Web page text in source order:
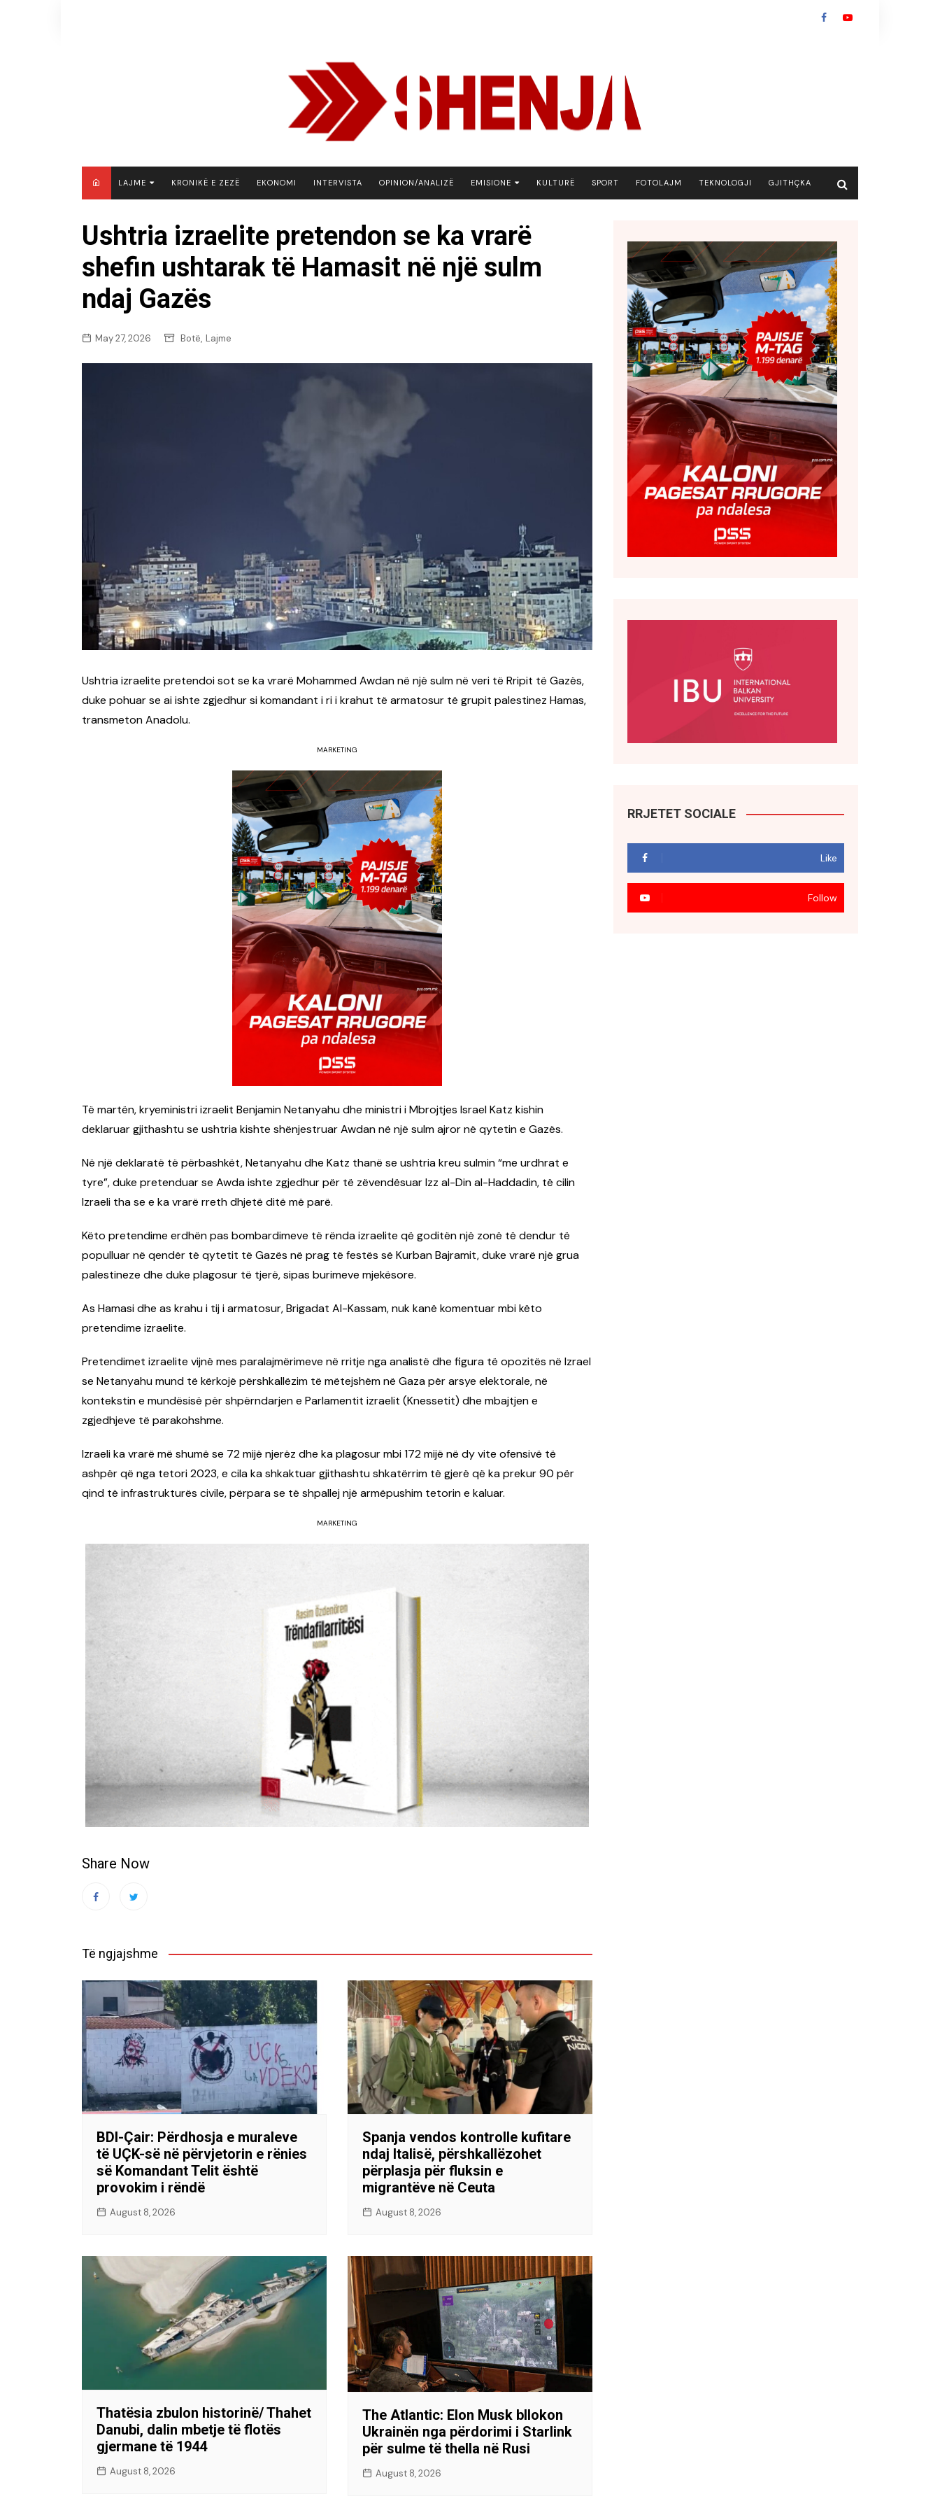
LAJME
KOSOVË
SHQIPËRI
BOTË
KRONIKË E ZEZË EKONOMI INTERVISTA OPINION/ANALIZË EMISIONE
BOTA NE FOKUS
EKONOMIKS
RETRO JAVORE
KULTURË SPORT FOTOLAJM TEKNOLOGJI GJITHÇKA
Ushtria izraelite pretendon se ka vrarë
shefin ushtarak të Hamasit në një sulm
ndaj Gazës
May 27, 2026 Botë, Lajme
Ushtria izraelite pretendoi sot se ka vrarë Mohammed Awdan në një sulm në veri të Rripit të Gazës,
duke pohuar se ai ishte zgjedhur si komandant i ri i krahut të armatosur të grupit palestinez Hamas,
transmeton Anadolu.
MARKETING
Të martën, kryeministri izraelit Benjamin Netanyahu dhe ministri i Mbrojtjes Israel Katz kishin
deklaruar gjithashtu se ushtria kishte shënjestruar Awdan në një sulm ajror në qytetin e Gazës.
Në një deklaratë të përbashkët, Netanyahu dhe Katz thanë se ushtria kreu sulmin “me urdhrat e
tyre”, duke pretenduar se Awda ishte zgjedhur për të zëvendësuar Izz al-Din al-Haddadin, të cilin
Izraeli tha se e ka vrarë rreth dhjetë ditë më parë.
Këto pretendime erdhën pas bombardimeve të rënda izraelite që goditën një zonë të dendur të
populluar në qendër të qytetit të Gazës në prag të festës së Kurban Bajramit, duke vrarë një grua
palestineze dhe duke plagosur të tjerë, sipas burimeve mjekësore.
As Hamasi dhe as krahu i tij i armatosur, Brigadat Al-Kassam, nuk kanë komentuar mbi këto
pretendime izraelite.
Pretendimet izraelite vijnë mes paralajmërimeve në rritje nga analistë dhe figura të opozitës në Izrael
se Netanyahu mund të kërkojë përshkallëzim të mëtejshëm në Gaza për arsye elektorale, në
kontekstin e mundësisë për shpërndarjen e Parlamentit izraelit (Knessetit) dhe mbajtjen e
zgjedhjeve të parakohshme.
Izraeli ka vrarë më shumë se 72 mijë njerëz dhe ka plagosur mbi 172 mijë në dy vite ofensivë të
ashpër që nga tetori 2023, e cila ka shkaktuar gjithashtu shkatërrim të gjerë që ka prekur 90 për
qind të infrastrukturës civile, përpara se të shpallej një armëpushim tetorin e kaluar.
MARKETING
Share Now
Të ngjajshme
BDI-Çair: Përdhosja e muraleve
të UÇK-së në përvjetorin e rënies
së Komandant Telit është
provokim i rëndë
August 8, 2026
Spanja vendos kontrolle kufitare
ndaj Italisë, përshkallëzohet
përplasja për fluksin e
migrantëve në Ceuta
August 8, 2026
Thatësia zbulon historinë/ Thahet
Danubi, dalin mbetje të flotës
gjermane të 1944
August 8, 2026
The Atlantic: Elon Musk bllokon
Ukrainën nga përdorimi i Starlink
për sulme të thella në Rusi
August 8, 2026
RRJETET SOCIALE
Like
Follow